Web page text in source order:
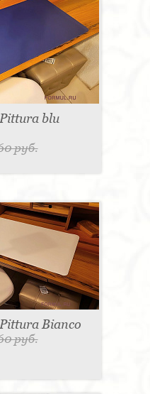
blu
руб.
Bianco
руб.